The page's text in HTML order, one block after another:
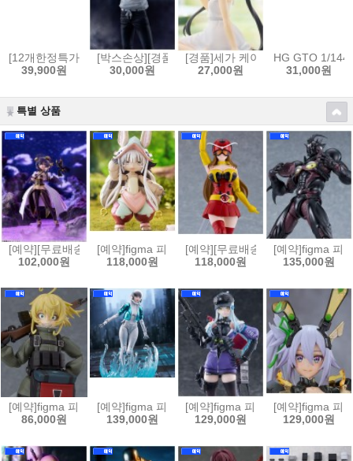
[12개한정특가]HG 1/100 VF-19 改 파이어 발키리 사운드 부스터 장
39,900원
[박스손상][경품]세가 주술회전 FIGURIZMα 피규어
30,000원
[경품]세가 케이온! 유메미라이즈
27,000원
HG GTO 1/144
31,000원
특별 상품
[예약][무료배송]figma 피그마 마법소녀를 동경해서 - 마지아 베제
102,000원
[예약]figma 피그마 메이드 인 어비스 열일의 황금
118,000원
[예약][무료배송]figma 피그마 토
118,000원
[예약]figma 피
135,000원
[예약]figma 피그마 극장판 유녀전기 타냐 데그레챠프
86,000원
[예약]figma 피그마 퍼스트 디센던트 - 밸비
139,000원
[예약]figma 피그마 소녀전선2 망
129,000원
[예약]figma 피
129,000원